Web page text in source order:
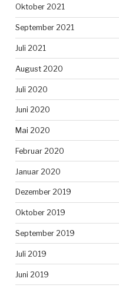
Oktober 2021
September 2021
Juli 2021
August 2020
Juli 2020
Juni 2020
Mai 2020
Februar 2020
Januar 2020
Dezember 2019
Oktober 2019
September 2019
Juli 2019
Juni 2019